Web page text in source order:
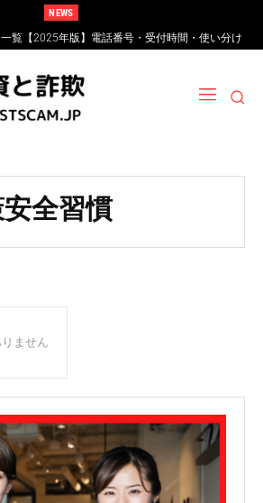
NEWS
覧【2025年版】電話番号・受付時間・使い分け
完全ガイド
全習慣
ません